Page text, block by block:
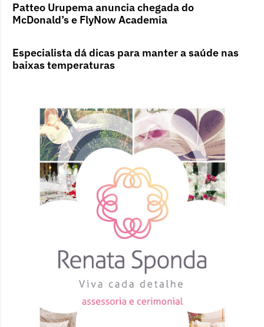
Patteo Urupema anuncia chegada do
McDonald’s e FlyNow Academia
Especialista dá dicas para manter a saúde nas
baixas temperaturas